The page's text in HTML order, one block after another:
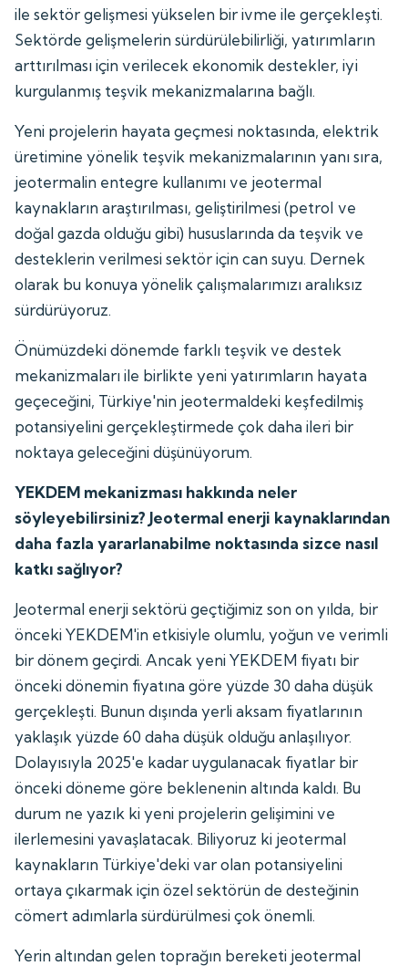
ile sektör gelişmesi yükselen bir ivme ile gerçekleşti.
Sektörde gelişmelerin sürdürülebilirliği, yatırımların
arttırılması için verilecek ekonomik destekler, iyi
kurgulanmış teşvik mekanizmalarına bağlı.
Yeni projelerin hayata geçmesi noktasında, elektrik
üretimine yönelik teşvik mekanizmalarının yanı sıra,
jeotermalin entegre kullanımı ve jeotermal
kaynakların araştırılması, geliştirilmesi (petrol ve
doğal gazda olduğu gibi) hususlarında da teşvik ve
desteklerin verilmesi sektör için can suyu. Dernek
olarak bu konuya yönelik çalışmalarımızı aralıksız
sürdürüyoruz.
Önümüzdeki dönemde farklı teşvik ve destek
mekanizmaları ile birlikte yeni yatırımların hayata
geçeceğini, Türkiye'nin jeotermaldeki keşfedilmiş
potansiyelini gerçekleştirmede çok daha ileri bir
noktaya geleceğini düşünüyorum.
YEKDEM mekanizması hakkında neler
söyleyebilirsiniz? Jeotermal enerji kaynaklarından
daha fazla yararlanabilme noktasında sizce nasıl
katkı sağlıyor?
Jeotermal enerji sektörü geçtiğimiz son on yılda, bir
önceki YEKDEM'in etkisiyle olumlu, yoğun ve verimli
bir dönem geçirdi. Ancak yeni YEKDEM fiyatı bir
önceki dönemin fiyatına göre yüzde 30 daha düşük
gerçekleşti. Bunun dışında yerli aksam fiyatlarının
yaklaşık yüzde 60 daha düşük olduğu anlaşılıyor.
Dolayısıyla 2025'e kadar uygulanacak fiyatlar bir
önceki döneme göre beklenenin altında kaldı. Bu
durum ne yazık ki yeni projelerin gelişimini ve
ilerlemesini yavaşlatacak. Biliyoruz ki jeotermal
kaynakların Türkiye'deki var olan potansiyelini
ortaya çıkarmak için özel sektörün de desteğinin
cömert adımlarla sürdürülmesi çok önemli.
Yerin altından gelen toprağın bereketi jeotermal